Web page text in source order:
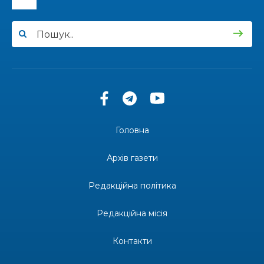
13:54
Солдат Юрій Володимирович Капшук,
Бахмутські майстри представили Донеччину
ваучер: що зміниться з 1 серпня
Головна
Архів газети
Редакційна політика
Редакційна місія
Контакти